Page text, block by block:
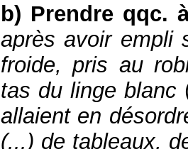
b) Prendre qqc.
après avoir empli
froide, pris au
tas du linge blanc
allaient en
(...) de tableaux,